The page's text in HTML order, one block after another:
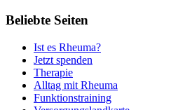
Beliebte Seiten
Ist es Rheuma?
Jetzt spenden
Therapie
Alltag mit Rheuma
Funktionstraining